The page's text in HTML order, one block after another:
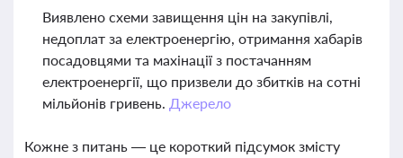
Виявлено схеми завищення цін на закупівлі,
недоплат за електроенергію, отримання хабарів
посадовцями та махінації з постачанням
електроенергії, що призвели до збитків на сотні
мільйонів гривень. Джерело
Кожне з питань — це короткий підсумок змісту